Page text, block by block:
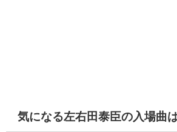
気になる左右田泰臣の入場曲